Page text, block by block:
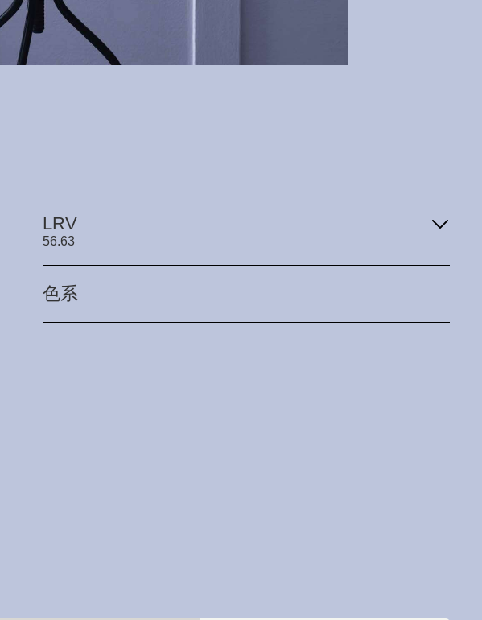
LRV
56.63
色系